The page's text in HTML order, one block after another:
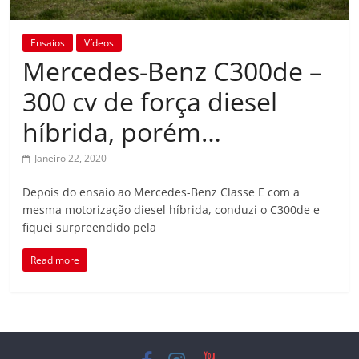
Ensaios Vídeos
Mercedes-Benz C300de –
300 cv de força diesel
híbrida, porém…
Janeiro 22, 2020
Depois do ensaio ao Mercedes-Benz Classe E com a
mesma motorização diesel híbrida, conduzi o C300de e
fiquei surpreendido pela
Read more